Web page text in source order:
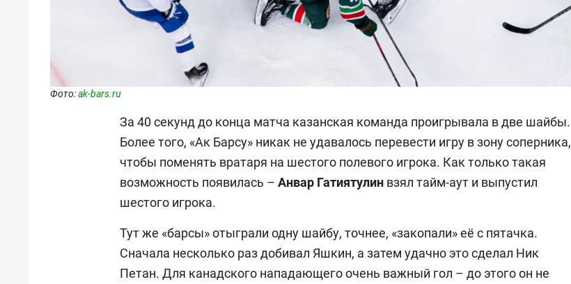
Фото:ak-bars.ru
За 40 секунд до конца матча казанская команда проигрывала в две шайбы.
Более того, «Ак Барсу» никак не удавалось перевести игру в зону соперника,
чтобы поменять вратаря на шестого полевого игрока. Как только такая
возможность появилась – Анвар Гатиятулин взял тайм-аут и выпустил
шестого игрока.
Тут же «барсы» отыграли одну шайбу, точнее, «закопали» её с пятачка.
Сначала несколько раз добивал Яшкин, а затем удачно это сделал Ник
Петан. Для канадского нападающего очень важный гол – до этого он не